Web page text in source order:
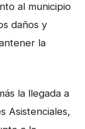
al municipio
daños y
la
la llegada a
Asistenciales,